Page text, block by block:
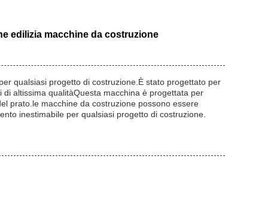
edilizia macchine da costruzione
qualsiasi progetto di costruzione.È stato progettato per
altissima qualitàQuesta macchina è progettata per
prato.le macchine da costruzione possono essere
inestimabile per qualsiasi progetto di costruzione.